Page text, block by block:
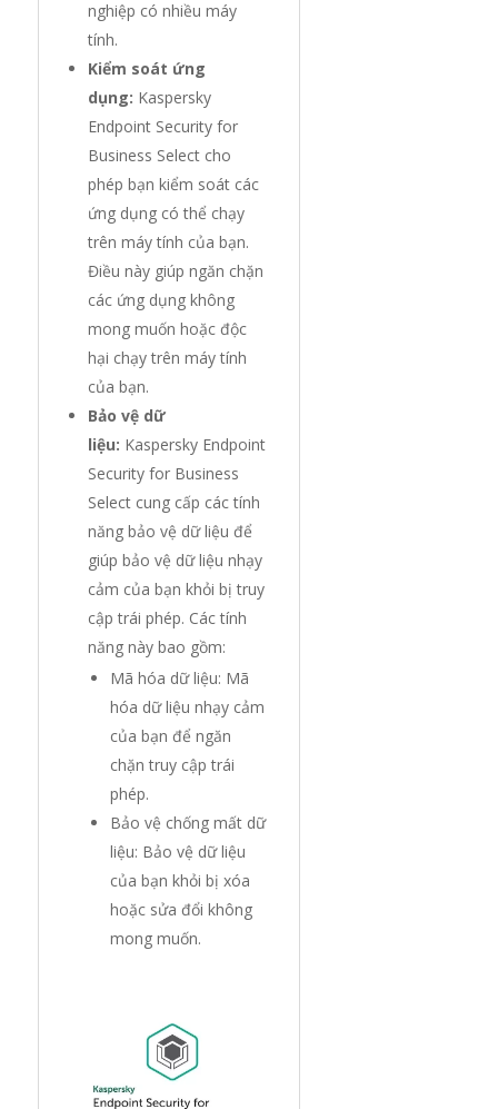
nghiệp có nhiều máy
tính.
Kiểm soát ứng
dụng: Kaspersky
Endpoint Security for
Business Select cho
phép bạn kiểm soát các
ứng dụng có thể chạy
trên máy tính của bạn.
Điều này giúp ngăn chặn
các ứng dụng không
mong muốn hoặc độc
hại chạy trên máy tính
của bạn.
Bảo vệ dữ
liệu: Kaspersky Endpoint
Security for Business
Select cung cấp các tính
năng bảo vệ dữ liệu để
giúp bảo vệ dữ liệu nhạy
cảm của bạn khỏi bị truy
cập trái phép. Các tính
năng này bao gồm:
Mã hóa dữ liệu: Mã
hóa dữ liệu nhạy cảm
của bạn để ngăn
chặn truy cập trái
phép.
Bảo vệ chống mất dữ
liệu: Bảo vệ dữ liệu
của bạn khỏi bị xóa
hoặc sửa đổi không
mong muốn.